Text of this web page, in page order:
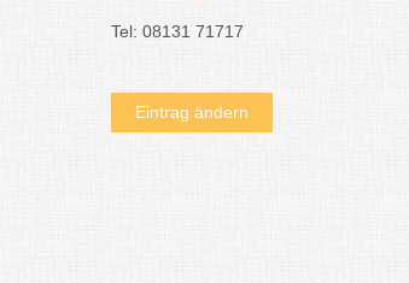
Tel: 08131 71717
Eintrag ändern